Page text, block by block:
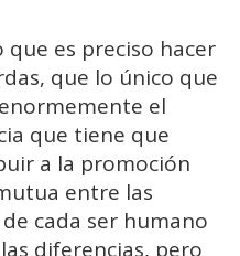
es preciso hacer
que lo único que
el
que tiene que
a la promoción
entre las
cada ser humano
diferencias, pero